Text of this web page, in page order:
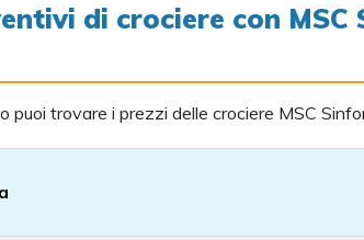
di crociere con MSC
puoi trovare i prezzi delle crociere MSC